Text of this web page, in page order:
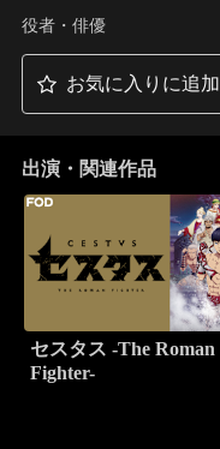
役者・俳優
お気に入りに追加
出演・関連作品
セスタス -The Roman
Fighter-